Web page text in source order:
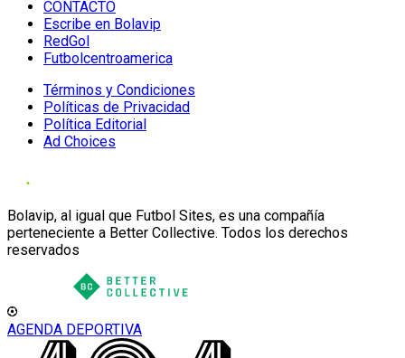
CONTACTO
Escribe en Bolavip
RedGol
Futbolcentroamerica
Términos y Condiciones
Políticas de Privacidad
Política Editorial
Ad Choices
Bolavip, al igual que Futbol Sites, es una compañía
perteneciente a Better Collective. Todos los derechos
reservados
AGENDA DEPORTIVA